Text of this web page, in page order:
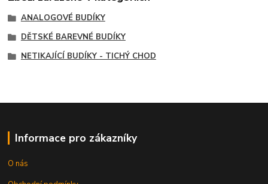
ANALOGOVÉ BUDÍKY
DĚTSKÉ BAREVNÉ BUDÍKY
NETIKAJÍCÍ BUDÍKY - TICHÝ CHOD
Informace pro zákazníky
O nás